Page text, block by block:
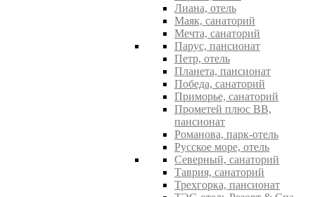
Лиана, отель
Маяк, санаторий
Мечта, санаторий
Парус, пансионат
Петр, отель
Планета, пансионат
Победа, санаторий
Приморье, санаторий
Прометей плюс ВВ,
пансионат
Романова, парк-отель
Русское море, отель
Северный, санаторий
Таврия, санаторий
Трехгорка, пансионат